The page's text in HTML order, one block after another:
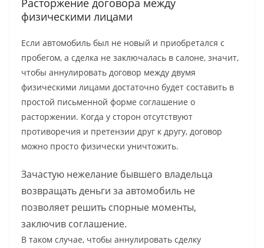
Расторжение договора между
физическими лицами
Если автомобиль был не новый и приобретался с
пробегом, а сделка не заключалась в салоне, значит,
чтобы аннулировать договор между двумя
физическими лицами достаточно будет составить в
простой письменной форме соглашение о
расторжении. Когда у сторон отсутствуют
противоречия и претензии друг к другу, договор
можно просто физически уничтожить.
Зачастую нежелание бывшего владельца
возвращать деньги за автомобиль не
позволяет решить спорные моменты,
заключив соглашение.
В таком случае, чтобы аннулировать сделку